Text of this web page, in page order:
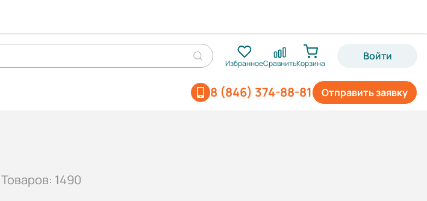
ИзбранноеСравнитьКорзина
Войти
Отправить заявку
8 (846) 374-88-81
Товаров: 1490